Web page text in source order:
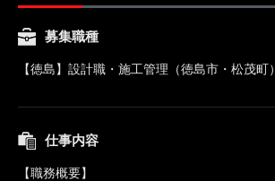
募集職種
【徳島】設計職・施工管理（徳島市・松茂町）
仕事内容
【職務概要】